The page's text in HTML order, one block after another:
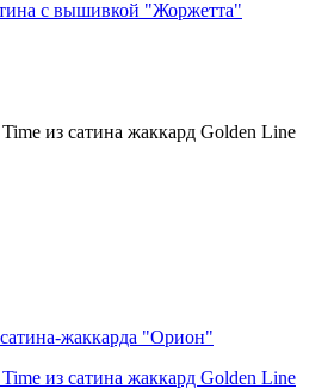
с вышивкой "Жоржетта"
из сатина жаккард Golden Line
из сатина жаккард Golden Line